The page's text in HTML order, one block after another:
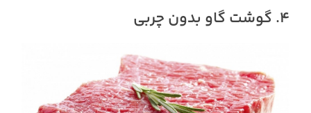
4. گوشت گاو بدون چربی